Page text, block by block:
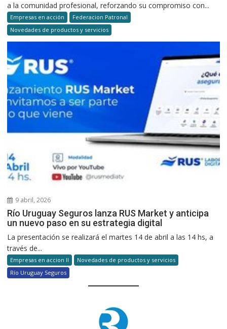
a la comunidad profesional, reforzando su compromiso con...
Empresas en acción
Federacion Patronal
Novedades de productos y servicios
9 abril, 2026
Río Uruguay Seguros lanza RUS Market y anticipa
un nuevo paso en su estrategia digital
La presentación se realizará el martes 14 de abril a las 14 hs, a
través de...
Empresas en accion II
Novedades de productos y servicios
Río Uruguay Seguros